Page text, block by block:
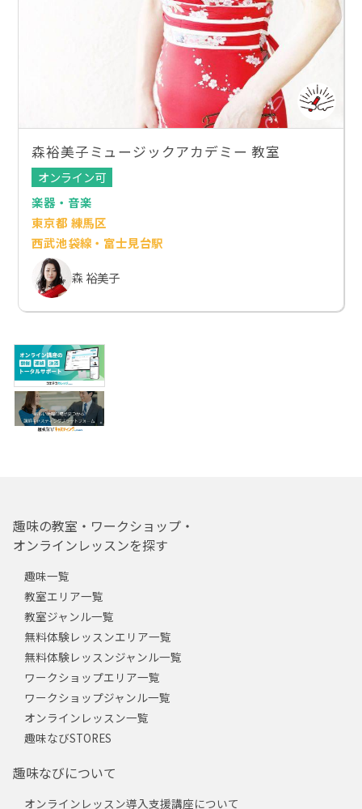
森裕美子ミュージックアカデミー 教室
オンライン可
楽器・音楽
東京都 練馬区
西武池袋線・富士見台駅
森 裕美子
趣味の教室・ワークショップ・
オンラインレッスンを探す
趣味一覧
教室エリア一覧
教室ジャンル一覧
無料体験レッスンエリア一覧
無料体験レッスンジャンル一覧
ワークショップエリア一覧
ワークショップジャンル一覧
オンラインレッスン一覧
趣味なびSTORES
趣味なびについて
オンラインレッスン導入支援講座について